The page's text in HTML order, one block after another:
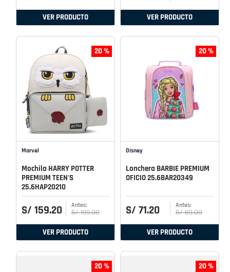
VER PRODUCTO VER PRODUCTO
20 %
Marvel
Mochila HARRY POTTER
PREMIUM TEEN'S
25.6HAP20210
S/ 159.20 S/ 199.00
VER PRODUCTO
20 %
Disney
Lonchera BARBIE PREMIUM
OFICIO 25.6BAR20349
S/ 71.20 S/ 89.00
VER PRODUCTO
20 % 20 %